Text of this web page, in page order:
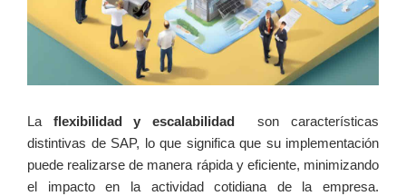
La flexibilidad y escalabilidad ‍ son características​
distintivas⁢ de‌ SAP, lo que significa que su implementación​
puede realizarse de​ manera rápida ⁢y ⁣eficiente, minimizando
el impacto en la actividad ​cotidiana de la empresa.